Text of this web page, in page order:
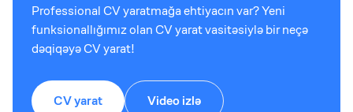
Professional CV yaratmağa ehtiyacın var? Yeni
funksionallığımız olan CV yarat vasitəsiylə bir neçə
dəqiqəyə CV yarat!
CV yarat Video izlə